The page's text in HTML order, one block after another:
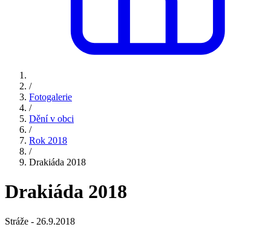
/
Fotogalerie
/
Dění v obci
/
Rok 2018
/
Drakiáda 2018
Drakiáda 2018
Stráže - 26.9.2018